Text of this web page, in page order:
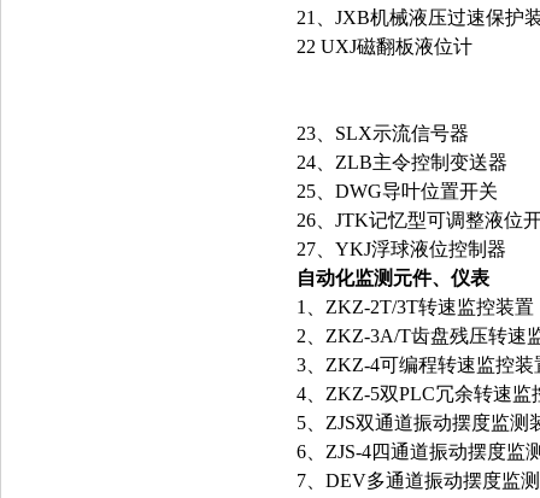
21、JXB机械液压过速保护
22 UXJ磁翻板液位计
23、SLX示流信号器
24、ZLB主令控制变送器
25、DWG导叶位置开关
26、JTK记忆型可调整液位
27、YKJ浮球液位控制器
自动化监测元件、仪表
1、ZKZ-2T/3T转速监控装置
2、ZKZ-3A/T齿盘残压转速
3、ZKZ-4可编程转速监控装
4、ZKZ-5双PLC冗余转速监
5、ZJS双通道振动摆度监测
6、ZJS-4四通道振动摆度监
7、DEV多通道振动摆度监